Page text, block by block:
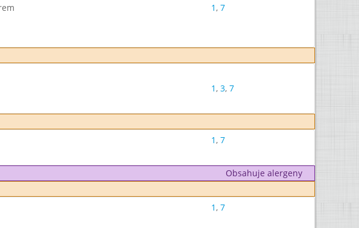
1, 7
1, 3, 7
1, 7
Obsahuje alergeny
1, 7